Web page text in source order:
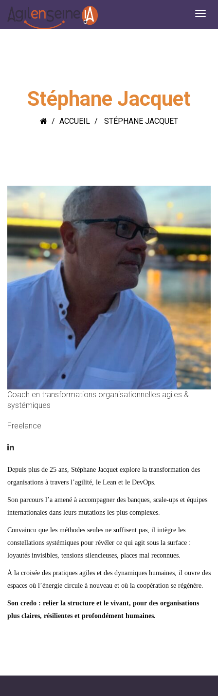
Stéphane Jacquet
ACCUEIL STÉPHANE JACQUET
Coach en transformations organisationnelles agiles &
systémiques
Freelance
Depuis plus de 25 ans, Stéphane Jacquet explore la transformation des
organisations à travers l’agilité, le Lean et le DevOps.
Son parcours l’a amené à accompagner des banques, scale-ups et équipes
internationales dans leurs mutations les plus complexes.
Convaincu que les méthodes seules ne suffisent pas, il intègre les
constellations systémiques pour révéler ce qui agit sous la surface :
loyautés invisibles, tensions silencieuses, places mal reconnues.
À la croisée des pratiques agiles et des dynamiques humaines, il ouvre des
espaces où l’énergie circule à nouveau et où la coopération se régénère.
Son credo : relier la structure et le vivant, pour des organisations
plus claires, résilientes et profondément humaines.